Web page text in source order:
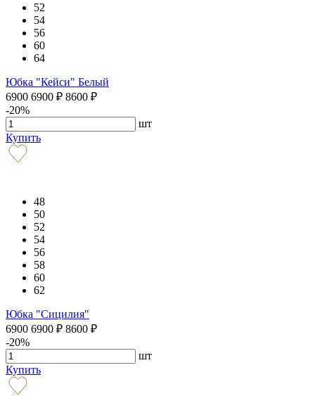
52
54
56
60
64
Юбка "Кейси" Белый
6900 6900 ₽ 8600 ₽
-20%
шт
Купить
48
50
52
54
56
58
60
62
Юбка "Сицилия"
6900 6900 ₽ 8600 ₽
-20%
шт
Купить